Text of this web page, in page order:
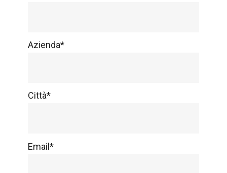
Azienda*
Città*
Email*